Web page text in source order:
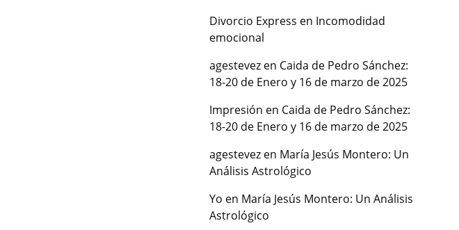
Divorcio Express en Incomodidad
emocional
agestevezen Caida de Pedro Sánchez:
18-20 de Enero y 16 de marzo de 2025
Impresión en Caida de Pedro Sánchez:
18-20 de Enero y 16 de marzo de 2025
agestevezen María Jesús Montero: Un
Análisis Astrológico
Yo en María Jesús Montero: Un Análisis
Astrológico